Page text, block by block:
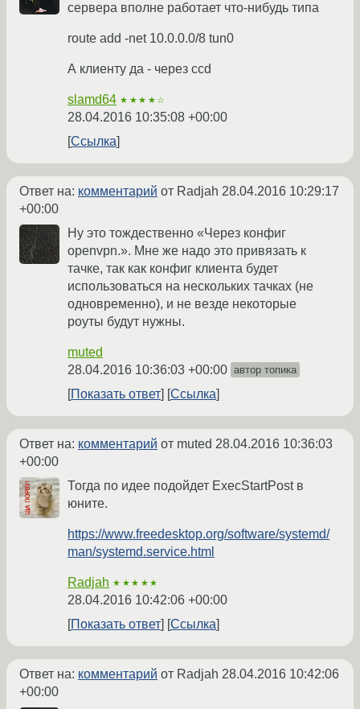
сервера вполне работает что-нибудь типа
route add -net 10.0.0.0/8 tun0
А клиенту да - через ccd
slamd64 ★★★★☆
28.04.2016 10:35:08 +00:00
Ссылка
Ответ на: комментарий от Radjah 28.04.2016 10:29:17
+00:00
Ну это тождественно «Через конфиг
openvpn.». Мне же надо это привязать к
тачке, так как конфиг клиента будет
использоваться на нескольких тачках (не
одновременно), и не везде некоторые
роуты будут нужны.
muted
28.04.2016 10:36:03 +00:00 автор топика
Показать ответ Ссылка
Ответ на: комментарий от muted 28.04.2016 10:36:03
+00:00
Тогда по идее подойдет ExecStartPost в
юните.
https://www.freedesktop.org/software/systemd/
man/systemd.service.html
Radjah ★★★★★
28.04.2016 10:42:06 +00:00
Показать ответ
Ссылка
Ответ на: комментарий от Radjah 28.04.2016 10:42:06
+00:00